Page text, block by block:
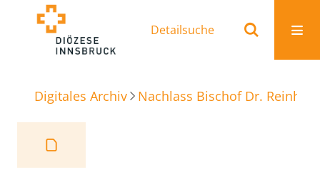
Detailsuche
Digitales Archiv Nachlass Bischof Dr.